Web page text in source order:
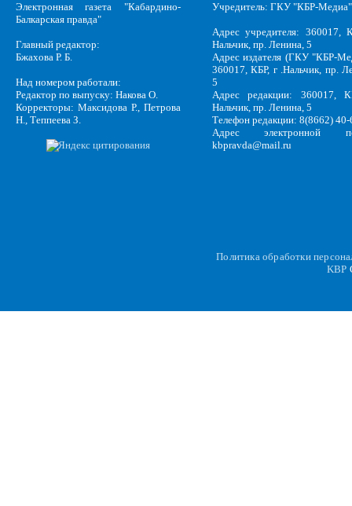
Электронная газета "Кабардино-
Балкарская правда"
Главный редактор:
Бжахова Р. Б.
Над номером работали:
Редактор по выпуску: Накова О.
Корректоры: Максидова Р., Петрова
Н., Теппеева З.
Учредитель: ГКУ "КБР-Медиа"
Адрес учредителя: 360017,
Нальчик, пр. Ленина, 5
Адрес издателя (ГКУ "КБР-
360017, КБР, г .Нальчик, пр.
5
Адрес редакции: 360017,
Нальчик, пр. Ленина, 5
Телефон редакции: 8(8662)
Адрес электронной
kbpravda@mail.ru
Политика обработки
KBP